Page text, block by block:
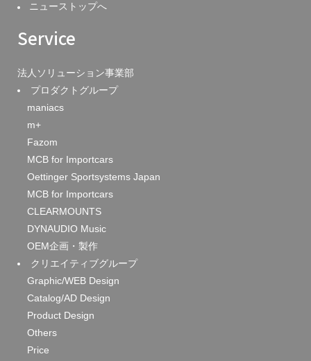
ニューストップへ
Service
法人ソリューション事業部
プロダクトグループ
maniacs
m+
Fazom
MCB for Importcars
Oettinger Sportsystems Japan
MCB for Importcars
CLEARMOUNTS
DYNAUDIO Music
OEM企画・製作
クリエイティブグループ
Graphic/WEB Design
Catalog/AD Design
Product Design
Others
Price